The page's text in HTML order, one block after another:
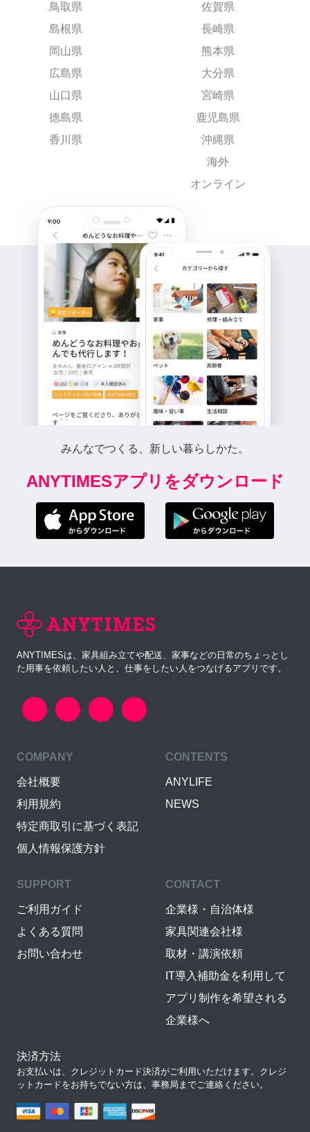
鳥取県
島根県
岡山県
広島県
山口県
徳島県
香川県
佐賀県
長崎県
熊本県
大分県
宮崎県
鹿児島県
沖縄県
海外
オンライン
みんなでつくる、新しい暮らしかた。
ANYTIMESアプリをダウンロード
ANYTIMESは、家具組み立てや配送、家事などの日常のちょっとし
た用事を依頼したい人と、仕事をしたい人をつなげるアプリです。
COMPANY
会社概要
利用規約
特定商取引に基づく表記
個人情報保護方針
CONTENTS
ANYLIFE
NEWS
SUPPORT
ご利用ガイド
よくある質問
お問い合わせ
CONTACT
企業様・自治体様
家具関連会社様
取材・講演依頼
IT導入補助金を利用して
アプリ制作を希望される
企業様へ
決済方法
お支払いは、クレジットカード決済がご利用いただけます。クレジ
ットカードをお持ちでない方は、事務局までご連絡ください。